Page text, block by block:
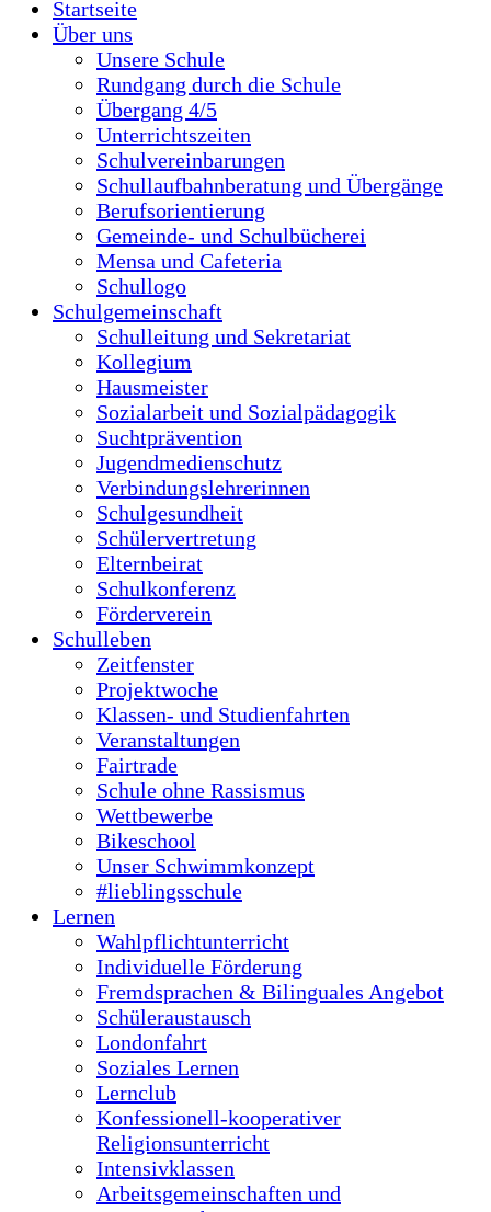
Berufsorientierung
Gemeinde- und Schulbücherei
Mensa und Cafeteria
Schullogo
Schulgemeinschaft
Schulleitung und Sekretariat
Kollegium
Hausmeister
Sozialarbeit und Sozialpädagogik
Suchtprävention
Jugendmedienschutz
Verbindungslehrerinnen
Schulgesundheit
Schülervertretung
Elternbeirat
Schulkonferenz
Förderverein
Schulleben
Zeitfenster
Projektwoche
Klassen- und Studienfahrten
Veranstaltungen
Fairtrade
Schule ohne Rassismus
Wettbewerbe
Bikeschool
Unser Schwimmkonzept
#lieblingsschule
Lernen
Wahlpflichtunterricht
Individuelle Förderung
Fremdsprachen & Bilinguales Angebot
Schüleraustausch
Londonfahrt
Soziales Lernen
Lernclub
Konfessionell-kooperativer
Religionsunterricht
Intensivklassen
Arbeitsgemeinschaften und
Pausenangebote
Service
Termine
Schulportal
Downloads
Kontakt
Verkehrsanbindung